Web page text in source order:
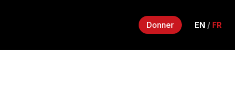
Donner EN / FR